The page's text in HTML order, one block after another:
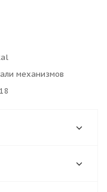
механизмов